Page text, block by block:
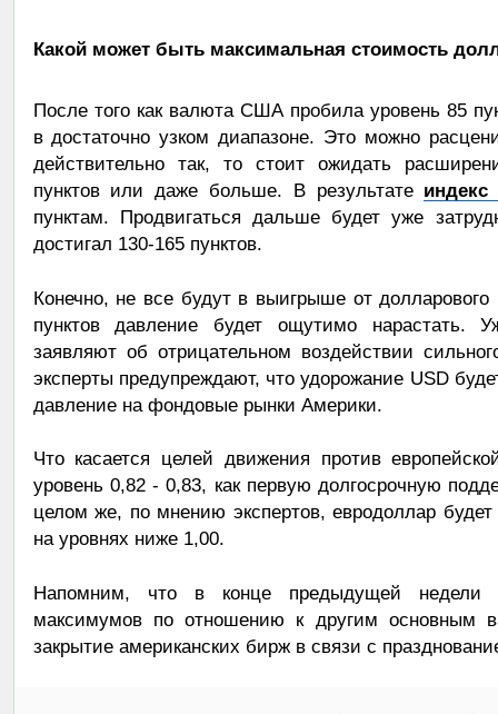
Какой может быть максимальная стоимость
После того как валюта США пробила уровень 85
в достаточно узком диапазоне. Это можно
действительно так, то стоит ожидать
пунктов или даже больше. В результате индекс
пунктам. Продвигаться дальше будет уже
достигал 130-165 пунктов.
Конечно, не все будут в выигрыше от
пунктов давление будет ощутимо нарастать.
заявляют об отрицательном воздействии
эксперты предупреждают, что удорожание USD
давление на фондовые рынки Америки.
Что касается целей движения против
уровень 0,82 - 0,83, как первую долгосрочную
целом же, по мнению экспертов, евродоллар
на уровнях ниже 1,00.
Напомним, что в конце предыдущей недели
максимумов по отношению к другим основным
закрытие американских бирж в связи с